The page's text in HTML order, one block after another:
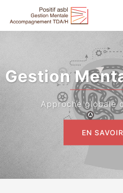
Gestion
Approche globale
EN